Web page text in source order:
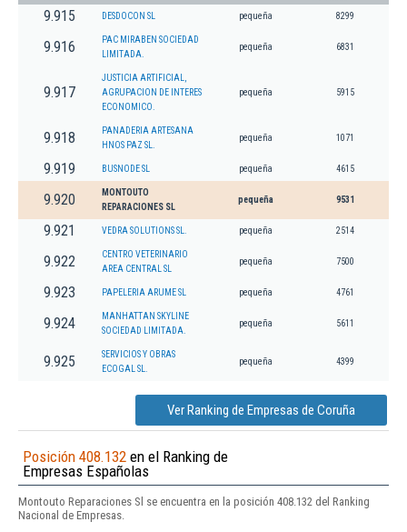
9.915 DESDOCON SL pequeña 8299
9.916
PAC MIRABEN SOCIEDAD
LIMITADA.
pequeña 6831
9.917
JUSTICIA ARTIFICIAL,
AGRUPACION DE INTERES
ECONOMICO.
pequeña 5915
9.918
PANADERIA ARTESANA
HNOS PAZ SL.
pequeña 1071
9.919 BUSNODE SL pequeña 4615
9.920
MONTOUTO
REPARACIONES SL
pequeña 9531
9.921 VEDRA SOLUTIONS SL. pequeña 2514
9.922
CENTRO VETERINARIO
AREA CENTRAL SL
pequeña 7500
9.923 PAPELERIA ARUME SL pequeña 4761
9.924
MANHATTAN SKYLINE
SOCIEDAD LIMITADA.
pequeña 5611
9.925
SERVICIOS Y OBRAS
ECOGAL SL.
pequeña 4399
Ver Ranking de Empresas de Coruña
Posición 408.132 en el Ranking de
Empresas Españolas
Montouto Reparaciones Sl se encuentra en la posición 408.132 del Ranking
Nacional de Empresas.